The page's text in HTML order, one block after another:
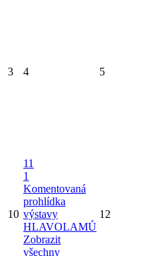
3 4 5
10
11
1
Komentovaná
prohlídka
výstavy
HLAVOLAMŮ
Zobrazit
všechny
12